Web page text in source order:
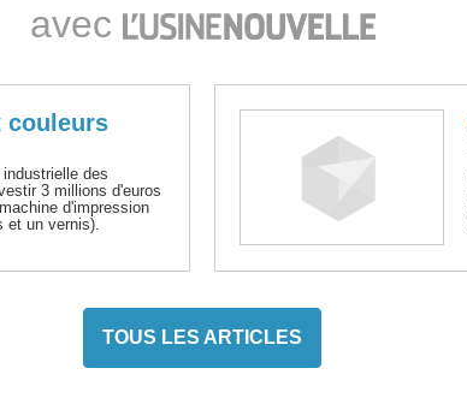
avec
couleurs
des
3 millions d'euros
d'impression
et un vernis).
TOUS LES ARTICLES